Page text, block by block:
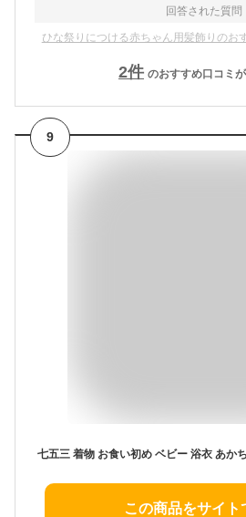
回答された質問
ひな祭りにつける赤ちゃん用髪飾りのお
2件 のおすすめ口コミ
9
この商品をサイト